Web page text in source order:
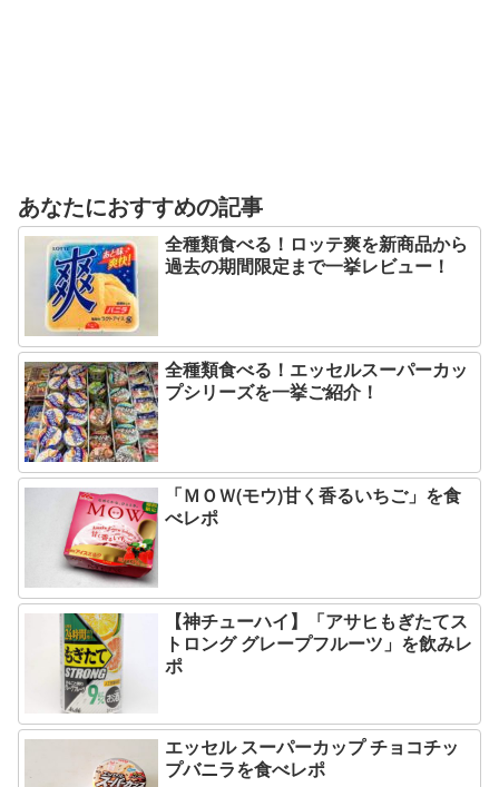
あなたにおすすめの記事
全種類食べる！ロッテ爽を新商品から
過去の期間限定まで一挙レビュー！
全種類食べる！エッセルスーパーカッ
プシリーズを一挙ご紹介！
「ＭＯＷ(モウ)甘く香るいちご」を食
べレポ
【神チューハイ】「アサヒもぎたてス
トロング グレープフルーツ」を飲みレ
ポ
エッセル スーパーカップ チョコチッ
プバニラを食べレポ